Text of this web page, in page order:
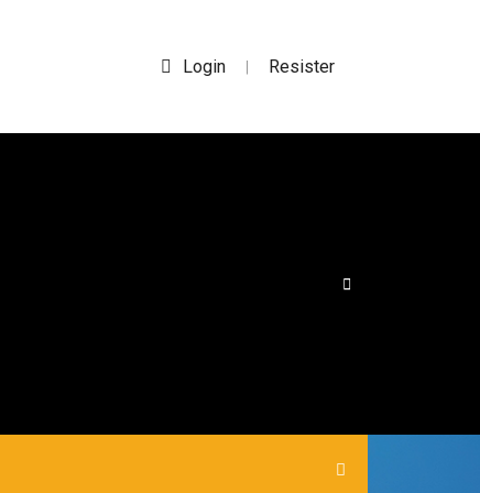
Login | Resister